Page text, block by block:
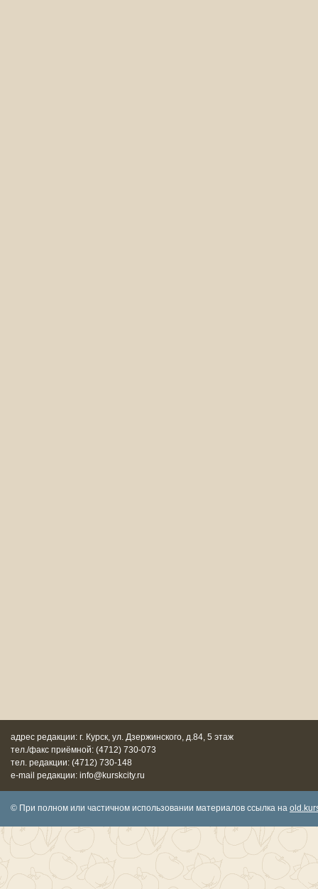
адрес редакции: г. Курск, ул. Дзержинского, д.84, 5 этаж
тел./факс приёмной: (4712) 730-073
тел. редакции: (4712) 730-148
e-mail редакции: info@kurskcity.ru
© При полном или частичном использовании материалов ссылка на